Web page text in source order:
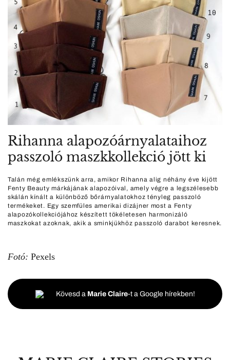
Rihanna alapozóárnyalataihoz
passzoló maszkkollekció jött ki
Talán még emlékszünk arra, amikor Rihanna alig néhány éve kijött
Fenty Beauty márkájának alapozóival, amely végre a legszélesebb
skálán kínált a különböző bőrárnyalatokhoz tényleg passzoló
termékeket. Egy szemfüles amerikai dizájner most a Fenty
alapozókollekciójához készített tökéletesen harmonizáló
maszkokat azoknak, akik a sminkjükhöz passzoló darabot keresnek.
Fotó: Pexels
Kövesd a Marie Claire-t a Google hírekben!